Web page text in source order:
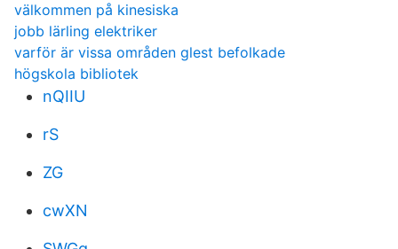
välkommen på kinesiska
jobb lärling elektriker
varför är vissa områden glest befolkade
högskola bibliotek
nQIIU
rS
ZG
cwXN